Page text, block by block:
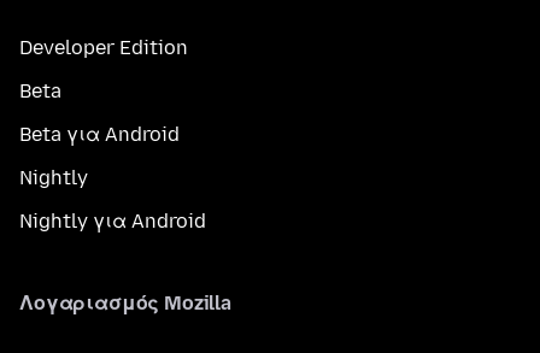
Developer Edition
Beta
Beta για Android
Nightly
Nightly για Android
Λογαριασμός Mozilla